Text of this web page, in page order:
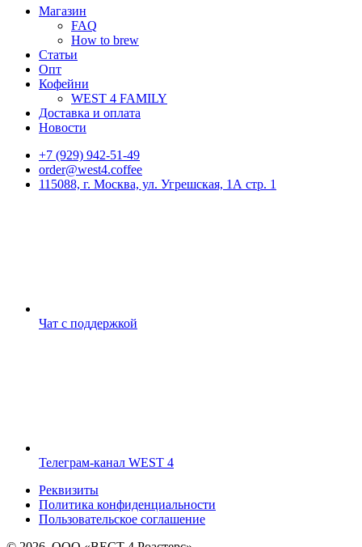
Магазин
FAQ
How to brew
Статьи
Опт
Кофейни
WEST 4 FAMILY
Доставка и оплата
Новости
+7 (929) 942-51-49
order@west4.coffee
115088, г. Москва, ул. Угрешская, 1А стр. 1
Чат с поддержкой
Телеграм-канал WEST 4
Реквизиты
Политика конфиденциальности
Пользовательское соглашение